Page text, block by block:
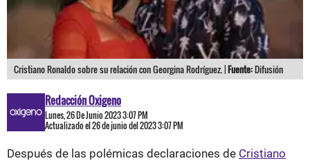
Cristiano Ronaldo sobre su relación con Georgina Rodríguez. |Fuente:Difusión
Redacción Oxigeno
Lunes, 26 De Junio 2023 3:07 PM
Actualizado el 26 de junio del 2023 3:07 PM
Después de las polémicas declaraciones de Cristiano